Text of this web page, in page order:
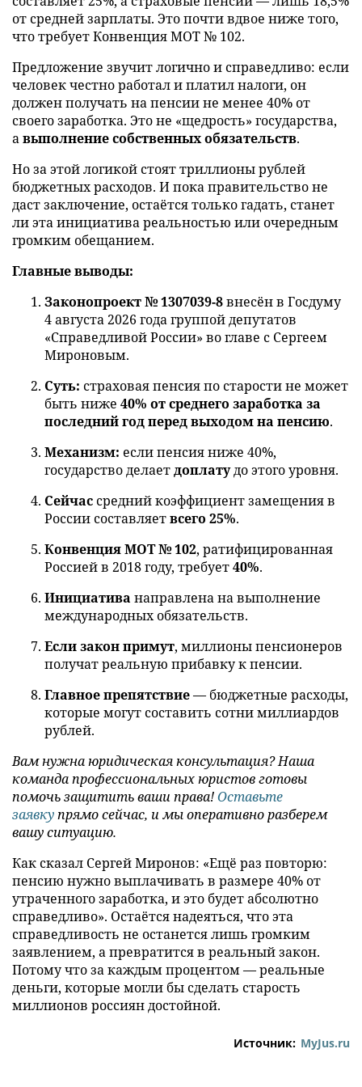
от средней зарплаты. Это почти вдвое ниже того,
что требует Конвенция МОТ № 102.
Предложение звучит логично и справедливо: если
человек честно работал и платил налоги, он
должен получать на пенсии не менее 40% от
своего заработка. Это не «щедрость» государства,
авыполнение собственных обязательств.
Но за этой логикой стоят триллионы рублей
бюджетных расходов. И пока правительство не
даст заключение, остаётся только гадать, станет
ли эта инициатива реальностью или очередным
громким обещанием.
Главные выводы:
Законопроект № 1307039-8внесён в Госдуму
4 августа 2026 года группой депутатов
«Справедливой России» во главе с Сергеем
Мироновым.
Суть: страховая пенсия по старости не может
быть ниже 40% от среднего заработка за
последний год перед выходом на пенсию.
Механизм: если пенсия ниже 40%,
государство делаетдоплатудо этого уровня.
Сейчассредний коэффициент замещения в
России составляетвсего 25%.
Конвенция МОТ № 102, ратифицированная
Россией в 2018 году, требует40%.
Инициатива направлена на выполнение
международных обязательств.
Если закон примут, миллионы пенсионеров
получат реальную прибавку к пенсии.
Главное препятствие— бюджетные расходы,
которые могут составить сотни миллиардов
рублей.
Вам нужна юридическая консультация? Наша
команда профессиональных юристов готовы
помочь защитить ваши права!Оставьте
заявкупрямо сейчас, и мы оперативно разберем
вашу ситуацию.
Как сказал Сергей Миронов: «Ещё раз повторю:
пенсию нужно выплачивать в размере 40% от
утраченного заработка, и это будет абсолютно
справедливо». Остаётся надеяться, что эта
справедливость не останется лишь громким
заявлением, а превратится в реальный закон.
Потому что за каждым процентом — реальные
деньги, которые могли бы сделать старость
миллионов россиян достойной.
Источник: MyJus.ru